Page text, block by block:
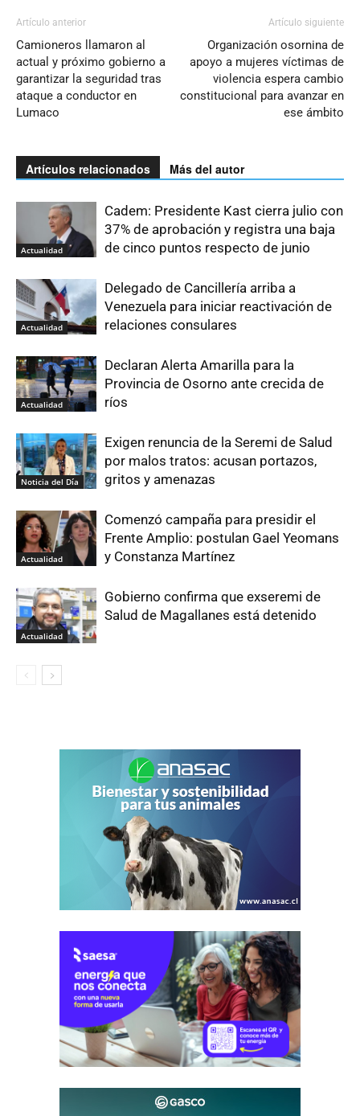
Artículo anterior
Camioneros llamaron al
actual y próximo gobierno a
garantizar la seguridad tras
ataque a conductor en
Lumaco
Artículo siguiente
Organización osornina de
apoyo a mujeres víctimas de
violencia espera cambio
constitucional para avanzar en
ese ámbito
Artículos relacionados Más del autor
Actualidad
Cadem: Presidente Kast cierra julio con
37% de aprobación y registra una baja
de cinco puntos respecto de junio
Actualidad
Delegado de Cancillería arriba a
Venezuela para iniciar reactivación de
relaciones consulares
Actualidad
Declaran Alerta Amarilla para la
Provincia de Osorno ante crecida de
ríos
Noticia del Día
Exigen renuncia de la Seremi de Salud
por malos tratos: acusan portazos,
gritos y amenazas
Actualidad
Comenzó campaña para presidir el
Frente Amplio: postulan Gael Yeomans
y Constanza Martínez
Actualidad
Gobierno confirma que exseremi de
Salud de Magallanes está detenido